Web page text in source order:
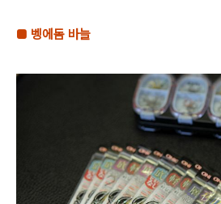
■ 벵에돔 바늘